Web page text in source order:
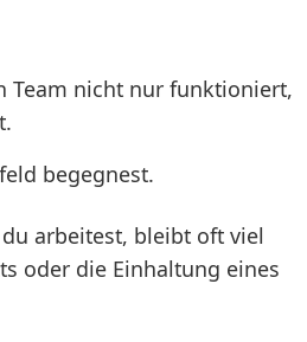
Team nicht nur funktioniert,
begegnest.
arbeitest, bleibt oft viel
oder die Einhaltung eines